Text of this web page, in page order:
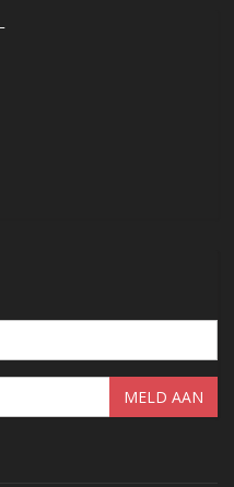
MELD AAN